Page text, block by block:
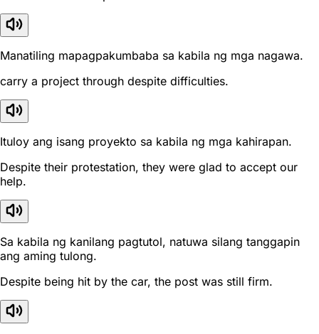
Manatiling mapagpakumbaba sa kabila ng mga nagawa.
carry a project through despite difficulties.
Ituloy ang isang proyekto sa kabila ng mga kahirapan.
Despite their protestation, they were glad to accept our
help.
Sa kabila ng kanilang pagtutol, natuwa silang tanggapin
ang aming tulong.
Despite being hit by the car, the post was still firm.